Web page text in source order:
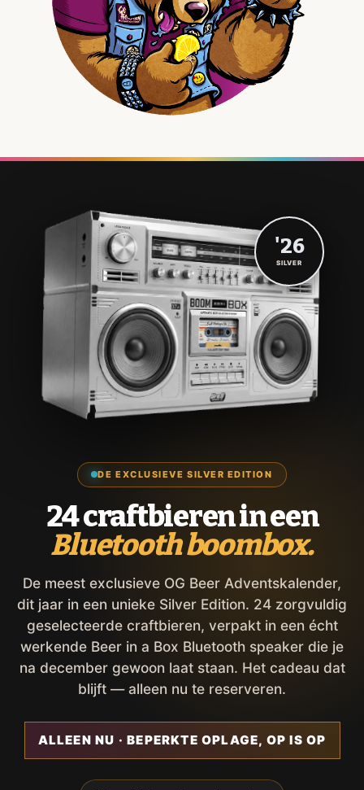
DE EXCLUSIEVE SILVER EDITION
24 craftbieren in een
Bluetooth boombox.
De meest exclusieve OG Beer Adventskalender,
dit jaar in een unieke Silver Edition. 24 zorgvuldig
geselecteerde craftbieren, verpakt in een écht
werkende Beer in a Box Bluetooth speaker die je
na december gewoon laat staan. Het cadeau dat
blijft — alleen nu te reserveren.
ALLEEN NU · BEPERKTE OPLAGE, OP IS OP
'26
SILVER